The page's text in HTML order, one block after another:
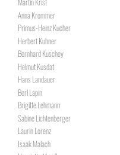
Anna Krommer
Primus-Heinz Kucher
Herbert Kuhner
Bernhard Kuschey
Helmut Kusdat
Hans Landauer
Berl Lapin
Brigitte Lehmann
Sabine Lichtenberger
Laurin Lorenz
Isaak Malach